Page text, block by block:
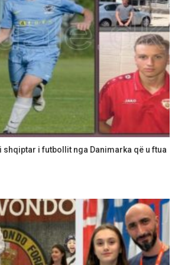
shqiptar i futbollit nga Danimarka që u ftua